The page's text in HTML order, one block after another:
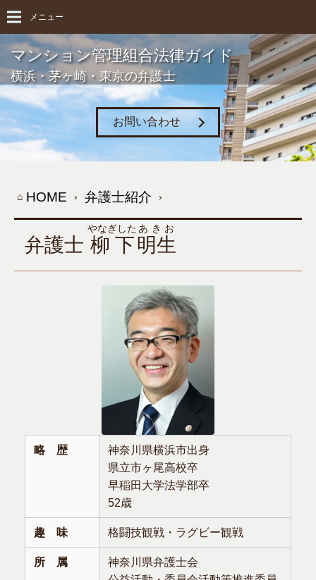
マンション管理組合法律ガイド
横浜・茅ヶ崎・東京の弁護士
お問い合わせ
メニュー
HOME 弁護士紹介
弁護士 柳下
やなぎした
明生
あきお
略 歴
神奈川県横浜市出身
県立市ヶ尾高校卒
早稲田大学法学部卒
52歳
趣 味 格闘技観戦・ラグビー観戦
所 属
神奈川県弁護士会